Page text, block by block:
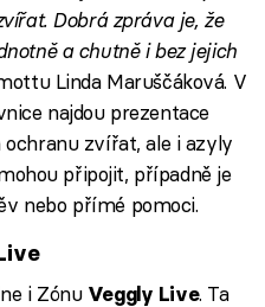
Dobrá zpráva je, že
a chutně i bez jejich
Linda Maruščáková. V
najdou prezentace
zvířat, ale i azyly
připojit, případně je
nebo přímé pomoci.
i Zónu Veggly Live. Ta